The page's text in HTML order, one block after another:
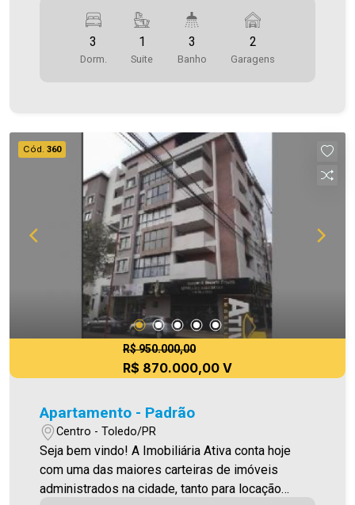
jantar, cozinha, área de serviço, área de festa, 02
vagas de garagem paralelas, portão eletrônico e
interfone.
3
Dorm.
1
Suite
3
Banho
2
Garagens
Cód. 360
R$ 950.000,00
R$ 870.000,00 V
Apartamento - Padrão
Centro - Toledo/PR
Seja bem vindo! A Imobiliária Ativa conta hoje
com uma das maiores carteiras de imóveis
administrados na cidade, tanto para locação